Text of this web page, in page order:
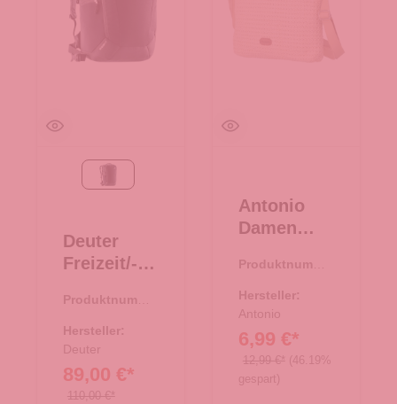
Deuter
Freizeit/-
sack
Gigant
Black
Produktnumme
Hersteller:
Deuter
89,00 €*
110,00 €*
Antonio
Damen
Tasche M -
beige
Produktnumme
Hersteller:
Antonio
6,99 €*
12,99 €* (46.19%
gespart)